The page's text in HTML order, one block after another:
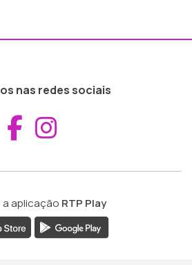
nas redes sociais
Aceder ao
a aplicação RTP Play